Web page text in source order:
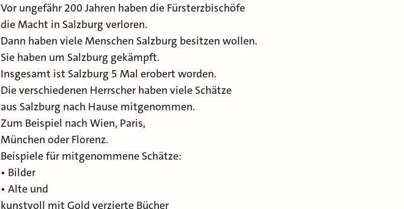
Vor ungefähr 200 Jahren haben die Fürsterzbischöfe
die Macht in Salzburg verloren.
Dann haben viele Menschen Salzburg besitzen wollen.
Sie haben um Salzburg gekämpft.
Insgesamt ist Salzburg 5 Mal erobert worden.
Die verschiedenen Herrscher haben viele Schätze
aus Salzburg nach Hause mitgenommen.
Zum Beispiel nach Wien, Paris,
München oder Florenz.
Beispiele für mitgenommene Schätze:
• Bilder
• Alte und
kunstvoll mit Gold verzierte Bücher